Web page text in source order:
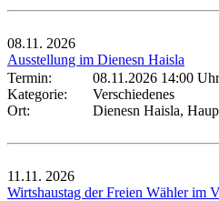
08.11. 2026
Ausstellung im Dienesn Haisla
Termin:
08.11.2026 14:00 Uhr
Kategorie:
Verschiedenes
Ort:
Dienesn Haisla,
11.11. 2026
Wirtshaustag der Freien Wähler im